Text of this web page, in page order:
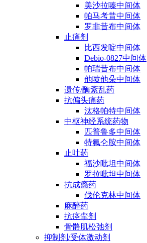
美沙拉嗪中间体
帕马考昔中间体
罗非昔布中间体
止痛剂
比西发啶中间体
Debio-0827中间体
帕瑞昔布中间体
他喷他朵中间体
遗传/酶紊乱药
抗偏头痛药
汰格帕特中间体
中枢神经系统药物
匹普鲁多中间体
特氟仑胺中间体
止吐药
福沙吡坦中间体
罗拉吡坦中间体
抗成瘾药
伐伦克林中间体
麻醉药
抗痉挛剂
骨骼肌松弛剂
抑制剂/受体激动剂